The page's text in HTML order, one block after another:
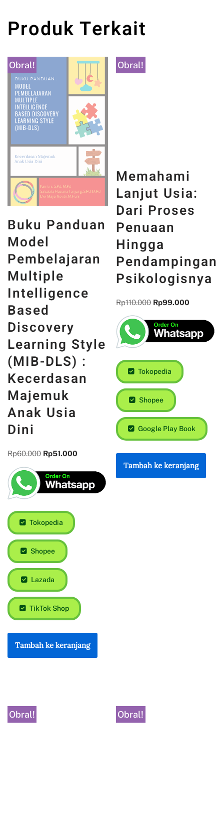
Produk Terkait
Obral!
Buku Panduan
Model
Pembelajaran
Multiple
Intelligence
Based
Discovery
Learning Style
(MIB-DLS) :
Kecerdasan
Majemuk
Anak Usia
Dini
Rp60.000 Rp51.000
Tokopedia
Shopee
Lazada
TikTok Shop
Tambah ke keranjang
Obral!
Memahami
Lanjut Usia:
Dari Proses
Penuaan
Hingga
Pendampingan
Psikologisnya
Rp110.000 Rp99.000
Tokopedia
Shopee
Google Play Book
Tambah ke keranjang
Obral! Obral!